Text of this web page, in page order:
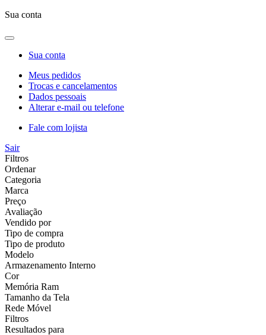
Sua conta
Sua conta
Meus pedidos
Trocas e cancelamentos
Dados pessoais
Alterar e-mail ou telefone
Fale com lojista
Sair
Filtros
Ordenar
Categoria
Marca
Preço
Avaliação
Vendido por
Tipo de compra
Tipo de produto
Modelo
Armazenamento Interno
Cor
Memória Ram
Tamanho da Tela
Rede Móvel
Filtros
Resultados para